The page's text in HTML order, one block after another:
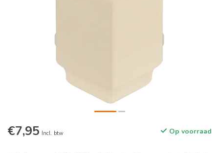
€7,95 Incl. btw Op voorraad